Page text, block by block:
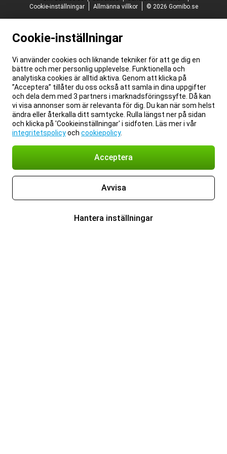
Cookie-inställningar
Allmänna villkor © 2026 Gomibo.se
Cookie-inställningar
Vi använder cookies och liknande tekniker för att ge dig en
bättre och mer personlig upplevelse. Funktionella och
analytiska cookies är alltid aktiva. Genom att klicka på
”Acceptera” tillåter du oss också att samla in dina uppgifter
och dela dem med 3 partners i marknadsföringssyfte. Då kan
vi visa annonser som är relevanta för dig. Du kan när som helst
ändra eller återkalla ditt samtycke. Rulla längst ner på sidan
och klicka på 'Cookieinställningar' i sidfoten. Läs mer i vår
integritetspolicyoch cookiepolicy.
Acceptera
Avvisa
Hantera inställningar